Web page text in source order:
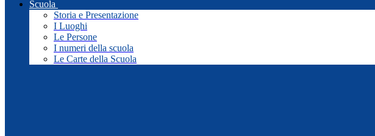
Scuola
Storia e Presentazione
I Luoghi
Le Persone
I numeri della scuola
Le Carte della Scuola